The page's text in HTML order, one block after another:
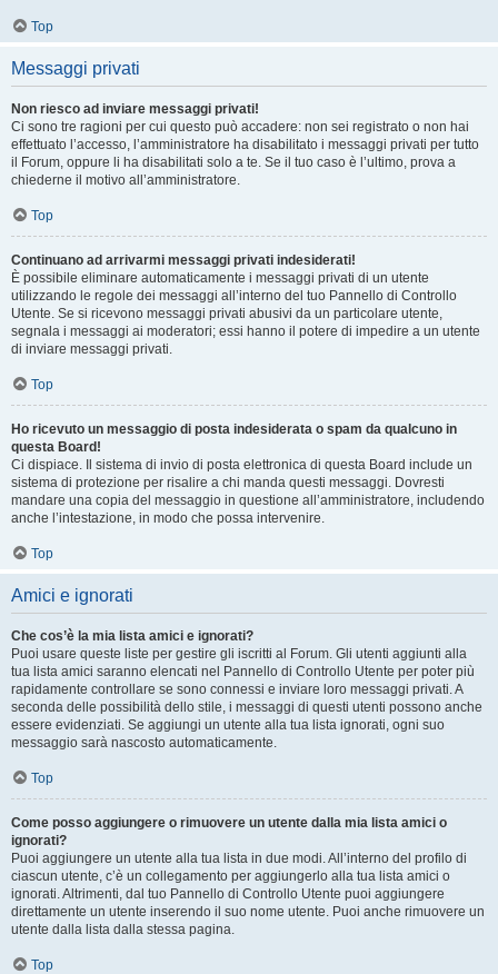
Top
Messaggi privati
Non riesco ad inviare messaggi privati!
Ci sono tre ragioni per cui questo può accadere: non sei registrato o non hai
effettuato l’accesso, l’amministratore ha disabilitato i messaggi privati per tutto
il Forum, oppure li ha disabilitati solo a te. Se il tuo caso è l’ultimo, prova a
chiederne il motivo all’amministratore.
Top
Continuano ad arrivarmi messaggi privati indesiderati!
È possibile eliminare automaticamente i messaggi privati ​​di un utente
utilizzando le regole dei messaggi all’interno del tuo Pannello di Controllo
Utente. Se si ricevono messaggi privati ​​abusivi da un particolare utente,
segnala i messaggi ai moderatori; essi hanno il potere di impedire a un utente
di inviare messaggi privati​​.
Top
Ho ricevuto un messaggio di posta indesiderata o spam da qualcuno in
questa Board!
Ci dispiace. Il sistema di invio di posta elettronica di questa Board include un
sistema di protezione per risalire a chi manda questi messaggi. Dovresti
mandare una copia del messaggio in questione all’amministratore, includendo
anche l’intestazione, in modo che possa intervenire.
Top
Amici e ignorati
Che cos’è la mia lista amici e ignorati?
Puoi usare queste liste per gestire gli iscritti al Forum. Gli utenti aggiunti alla
tua lista amici saranno elencati nel Pannello di Controllo Utente per poter più
rapidamente controllare se sono connessi e inviare loro messaggi privati. A
seconda delle possibilità dello stile, i messaggi di questi utenti possono anche
essere evidenziati. Se aggiungi un utente alla tua lista ignorati, ogni suo
messaggio sarà nascosto automaticamente.
Top
Come posso aggiungere o rimuovere un utente dalla mia lista amici o
ignorati?
Puoi aggiungere un utente alla tua lista in due modi. All’interno del profilo di
ciascun utente, c’è un collegamento per aggiungerlo alla tua lista amici o
ignorati. Altrimenti, dal tuo Pannello di Controllo Utente puoi aggiungere
direttamente un utente inserendo il suo nome utente. Puoi anche rimuovere un
utente dalla lista dalla stessa pagina.
Top